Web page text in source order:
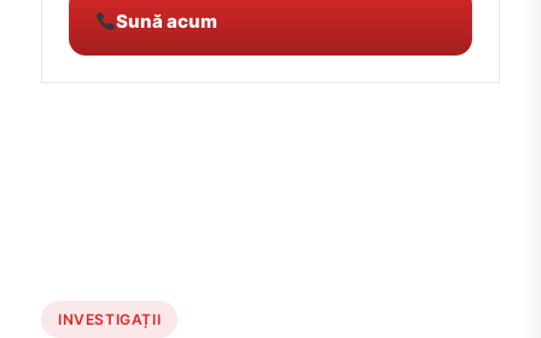
Sună acum
INVESTIGAȚII